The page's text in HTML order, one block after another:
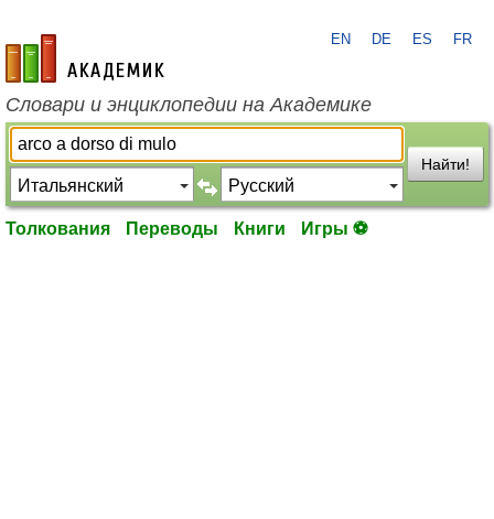
academic.ru
EN DE ES FR
Словари и энциклопедии на Академике
Найти!
Толкования Переводы Книги Игры ⚽